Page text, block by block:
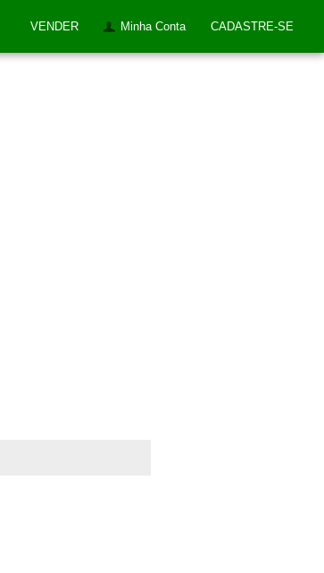
VENDER Minha Conta CADASTRE-SE